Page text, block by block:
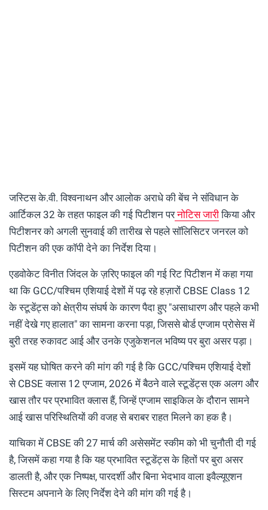
जस्टिस के.वी. विश्वनाथन और आलोक अराधे की बेंच ने संविधान के
आर्टिकल 32 के तहत फाइल की गई पिटीशन परनोटिस जारीकिया और
पिटीशनर को अगली सुनवाई की तारीख से पहले सॉलिसिटर जनरल को
पिटीशन की एक कॉपी देने का निर्देश दिया।
एडवोकेट विनीत जिंदल के ज़रिए फाइल की गई रिट पिटीशन में कहा गया
था कि GCC/पश्चिम एशियाई देशों में पढ़ रहे हज़ारों CBSE Class 12
के स्टूडेंट्स को क्षेत्रीय संघर्ष के कारण पैदा हुए "असाधारण और पहले कभी
नहीं देखे गए हालात" का सामना करना पड़ा, जिससे बोर्ड एग्जाम प्रोसेस में
बुरी तरह रुकावट आई और उनके एजुकेशनल भविष्य पर बुरा असर पड़ा।
इसमें यह घोषित करने की मांग की गई है कि GCC/पश्चिम एशियाई देशों
से CBSE क्लास 12 एग्जाम, 2026 में बैठने वाले स्टूडेंट्स एक अलग और
खास तौर पर प्रभावित क्लास हैं, जिन्हें एग्जाम साइकिल के दौरान सामने
आई खास परिस्थितियों की वजह से बराबर राहत मिलने का हक है।
याचिका में CBSE की 27 मार्च की असेसमेंट स्कीम को भी चुनौती दी गई
है, जिसमें कहा गया है कि यह प्रभावित स्टूडेंट्स के हितों पर बुरा असर
डालती है, और एक निष्पक्ष, पारदर्शी और बिना भेदभाव वाला इवैल्यूएशन
सिस्टम अपनाने के लिए निर्देश देने की मांग की गई है।